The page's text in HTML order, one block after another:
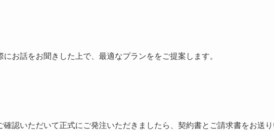
お話をお聞きした上で、最適なプランををご提案します。
確認いただいて正式にご発注いただきましたら、契約書とご請求書をお送り